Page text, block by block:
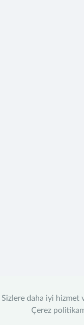
Sizlere daha iyi hizmet
Çerez